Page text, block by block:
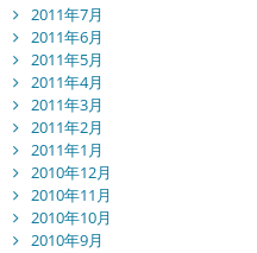
2011年7月
2011年6月
2011年5月
2011年4月
2011年3月
2011年2月
2011年1月
2010年12月
2010年11月
2010年10月
2010年9月